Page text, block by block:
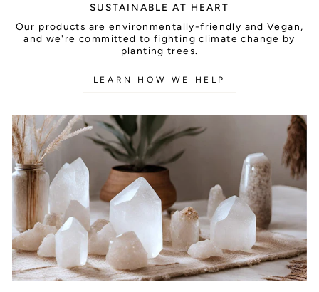
SUSTAINABLE AT HEART
Our products are environmentally-friendly and Vegan,
and we're committed to fighting climate change by
planting trees.
LEARN HOW WE HELP